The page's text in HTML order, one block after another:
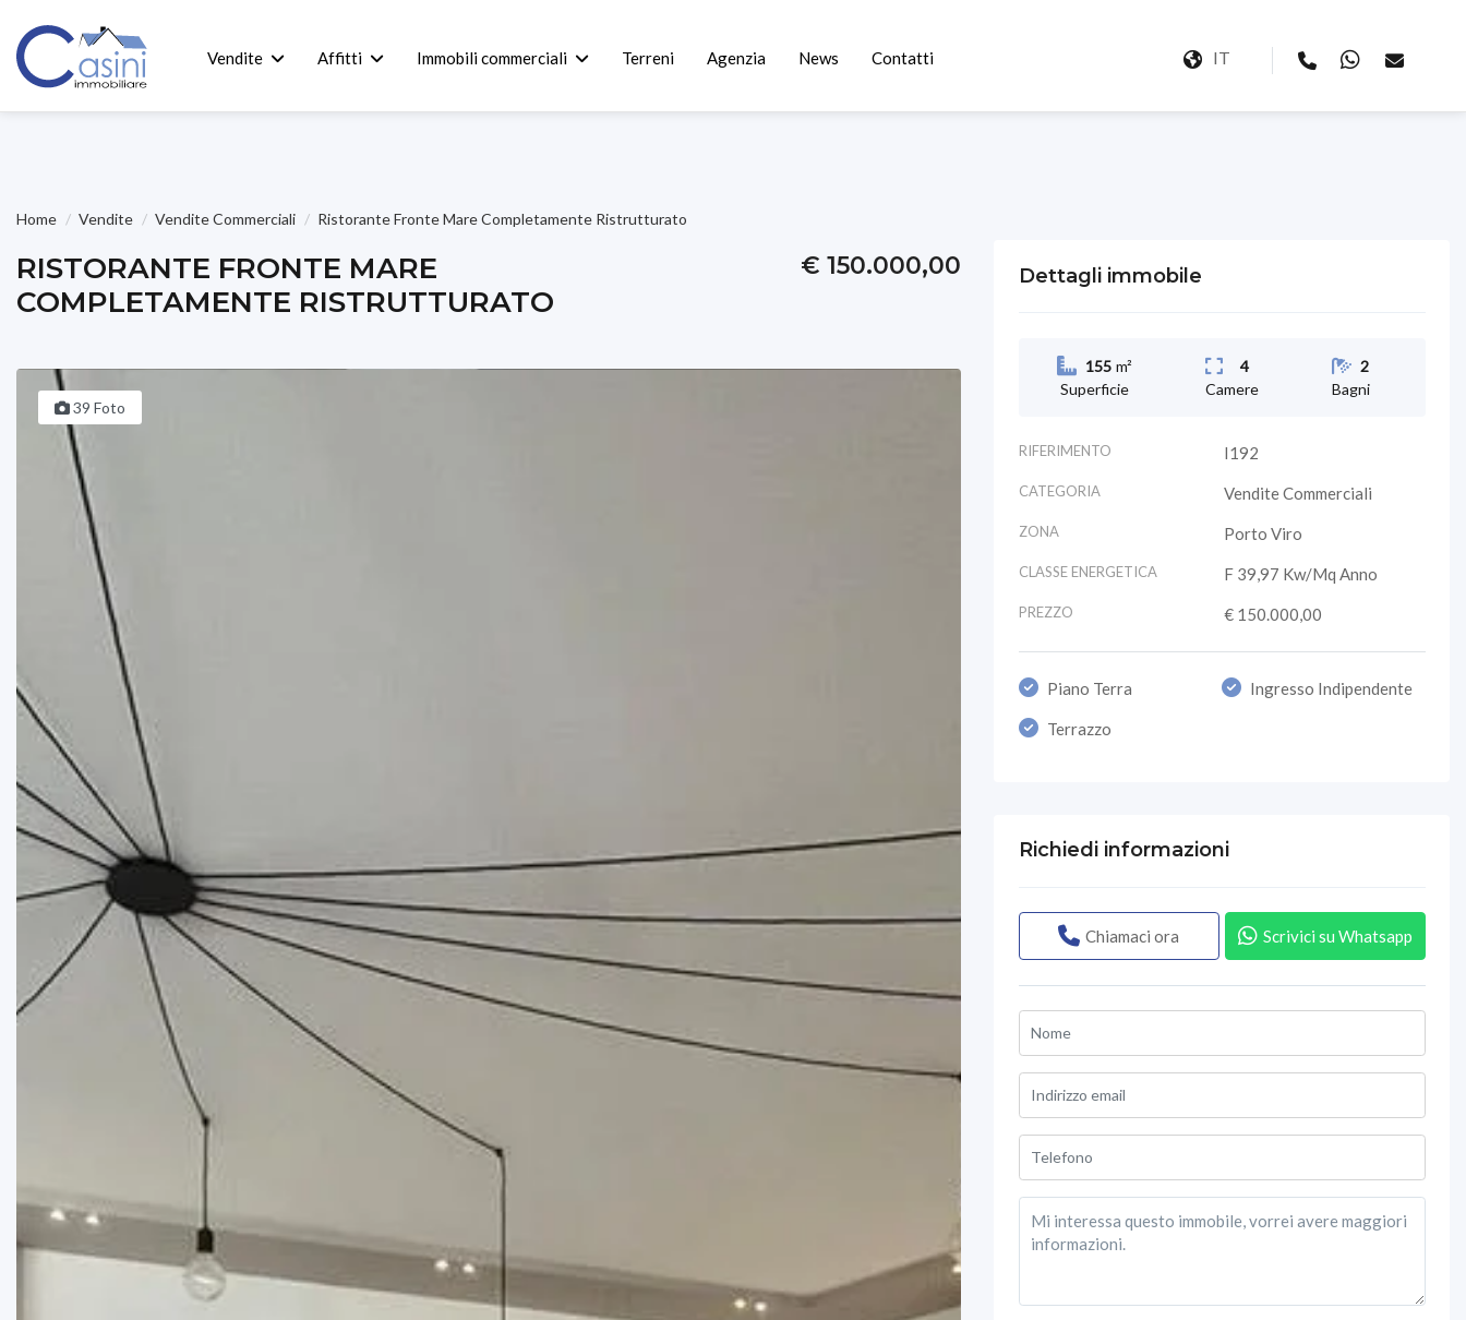
Vendite Affitti Immobili commerciali Terreni Agenzia News Contatti IT
Home Vendite Vendite Commerciali Ristorante Fronte Mare Completamente Ristrutturato
RISTORANTE FRONTE MARE
COMPLETAMENTE RISTRUTTURATO
€ 150.000,00
39 Foto
Dettagli immobile
155 m²
Superficie
4
Camere
2
Bagni
RIFERIMENTO I192
CATEGORIA Vendite Commerciali
ZONA Porto Viro
CLASSE ENERGETICA F 39,97 Kw/mq Anno
PREZZO € 150.000,00
Piano Terra Ingresso Indipendente
Terrazzo
Richiedi informazioni
Chiamaci ora Scrivici su Whatsapp